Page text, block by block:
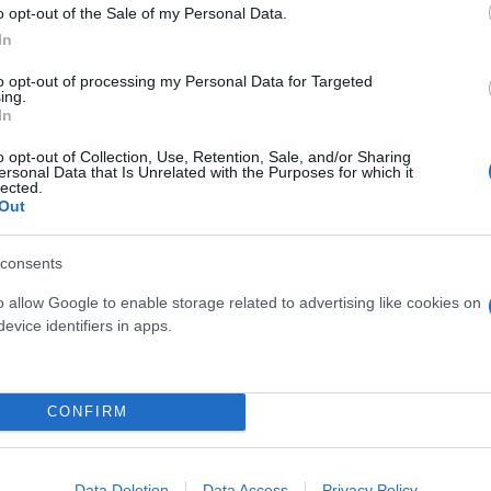
opt-out of the Sale of my Personal Data.
opt-out of processing my Personal Data for Targeted
opt-out of Collection, Use, Retention, Sale, and/or Sharing
Data that Is Unrelated with the Purposes for which it
allow Google to enable storage related to advertising like cookies on
identifiers in apps.
CONFIRM
φυτικές ίνες και κάλιο, που
πτώση σακχάρου. Ιδανικές ψητές ή σε
ίνες
τους μύες και σταθεροποιεί το
το νευρικό σύστημα, όπως κάνει ο καφές.